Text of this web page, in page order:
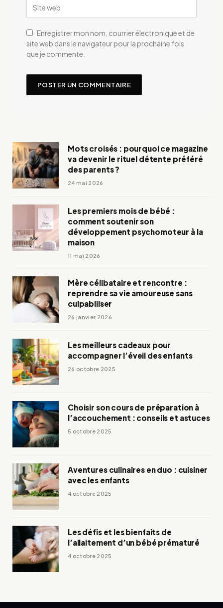
Enregistrer mon nom, courrier électronique et de
site web dans le navigateur pour la prochaine fois
que je commente.
Mots croisés : pourquoi ce magazine
va devenir le rituel détente préféré
des parents ?
24 mai 2026
Les premiers mois de bébé :
comment soutenir son
développement psychomoteur à la
maison
11 mai 2026
Mère célibataire et rencontre :
reprendre sa vie amoureuse sans
culpabiliser
26 janvier 2026
Les meilleurs cadeaux pour
accompagner l’éveil des enfants
26 octobre 2025
Choisir son cours de préparation à
l’accouchement : conseils et astuces
5 octobre 2025
Aventures culinaires en duo : cuisiner
avec les enfants
4 octobre 2025
Les défis et les bienfaits de
l’allaitement d’un bébé prématuré
4 octobre 2025